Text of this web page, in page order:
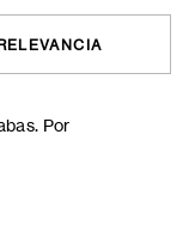
Por